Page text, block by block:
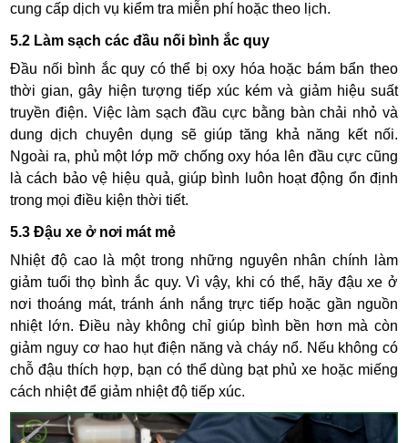
cung cấp dịch vụ kiểm tra miễn phí hoặc theo lịch.
5.2 Làm sạch các đầu nối bình ắc quy
Đầu nối bình ắc quy có thể bị oxy hóa hoặc bám bẩn theo
thời gian, gây hiện tượng tiếp xúc kém và giảm hiệu suất
truyền điện. Việc làm sạch đầu cực bằng bàn chải nhỏ và
dung dịch chuyên dụng sẽ giúp tăng khả năng kết nối.
Ngoài ra, phủ một lớp mỡ chống oxy hóa lên đầu cực cũng
là cách bảo vệ hiệu quả, giúp bình luôn hoạt động ổn định
trong mọi điều kiện thời tiết.
5.3 Đậu xe ở nơi mát mẻ
Nhiệt độ cao là một trong những nguyên nhân chính làm
giảm tuổi thọ bình ắc quy. Vì vậy, khi có thể, hãy đậu xe ở
nơi thoáng mát, tránh ánh nắng trực tiếp hoặc gần nguồn
nhiệt lớn. Điều này không chỉ giúp bình bền hơn mà còn
giảm nguy cơ hao hụt điện năng và cháy nổ. Nếu không có
chỗ đậu thích hợp, bạn có thể dùng bạt phủ xe hoặc miếng
cách nhiệt để giảm nhiệt độ tiếp xúc.